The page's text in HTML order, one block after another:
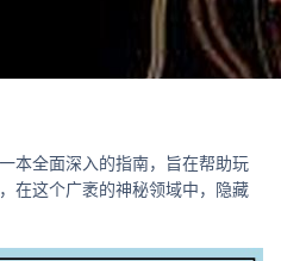
本全面深入的指南，旨在帮助玩
在这个广袤的神秘领域中，隐藏